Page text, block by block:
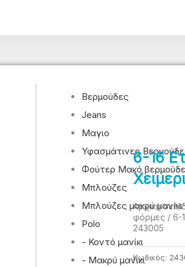
Βερμούδες
Jeans
Μαγιο
Υφασμάτινες
Φούτερ Μακό
Μπλούζες
Μπλούζες μακρύ μανίκι
Polo
- Κοντό μανίκι
- Μακρύ μανίκι
6-16
Αρχική
φόρμες / 6-
243005
Κωδικός: